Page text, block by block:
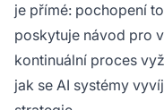
je přímé: pochopení
poskytuje návod pro
kontinuální proces
jak se AI systémy